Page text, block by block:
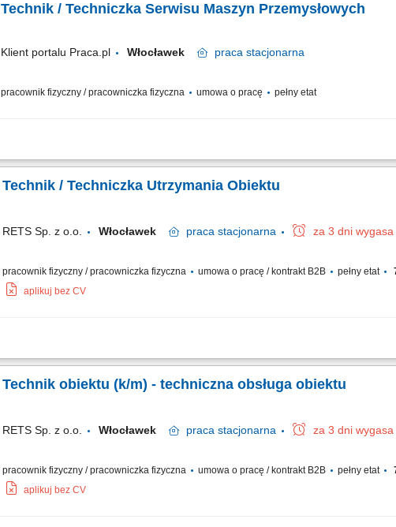
Technik / Techniczka Serwisu Maszyn Przemysłowych
Klient portalu Praca.pl Włocławek praca stacjonarna
pracownik fizyczny / pracowniczka fizyczna umowa o pracę pełny etat
realizacja przeglądów technicznych maszyn i urządzeń przemysłowych zgodnie z
Technik / Techniczka Utrzymania Obiektu
RETS Sp. z o.o. Włocławek praca stacjonarna za 3 dni wygasa
pracownik fizyczny / pracowniczka fizyczna umowa o pracę / kontrakt B2B pełny etat
aplikuj bez CV
Zakres obowiązków: Zapewnienie bieżącej obsługi technicznej obiektu. Utrzymywanie
Technik obiektu (k/m) - techniczna obsługa obiektu
RETS Sp. z o.o. Włocławek praca stacjonarna za 3 dni wygasa
pracownik fizyczny / pracowniczka fizyczna umowa o pracę / kontrakt B2B pełny etat
aplikuj bez CV